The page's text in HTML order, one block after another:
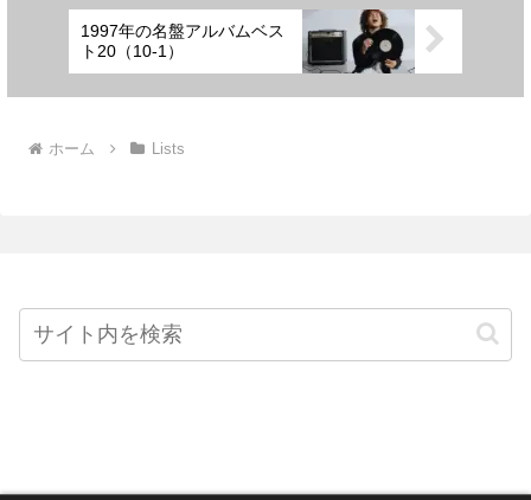
1997年の名盤アルバムベス
ト20（10-1）
ホーム Lists